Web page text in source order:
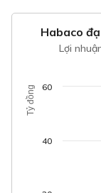
Tỷ đồng
Habaco
Lợi
40
60